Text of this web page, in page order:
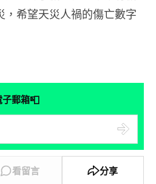
，希望天災人禍的傷亡數字
子郵箱📮
看留言 分享